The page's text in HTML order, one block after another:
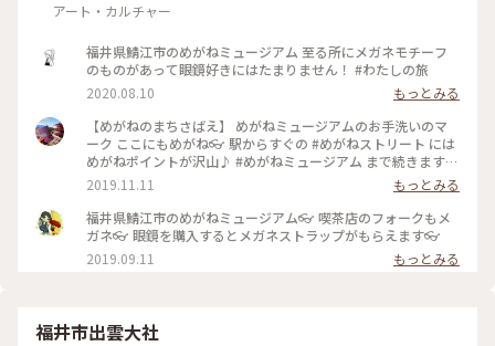
アート・カルチャー
福井県鯖江市のめがねミュージアム 至る所にメガネモチーフ
のものがあって眼鏡好きにはたまりません！ #わたしの旅
2020.08.10
もっとみる
【めがねのまちさばえ】 めがねミュージアムのお手洗いのマ
ーク ここにもめがね👓 駅からすぐの #めがねストリート には
めがねポイントが沢山♪ #めがねミュージアム まで続きます #
めがねのまちさばえ #福井県鯖江市 #秋の色彩
2019.11.11
もっとみる
福井県鯖江市のめがねミュージアム👓 喫茶店のフォークもメ
ガネ👓 眼鏡を購入するとメガネストラップがもらえます👓
2019.09.11
もっとみる
福井市出雲大社